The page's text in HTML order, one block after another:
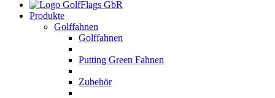
Produkte
Golffahnen
Golffahnen
Putting Green Fahnen
Zubehör